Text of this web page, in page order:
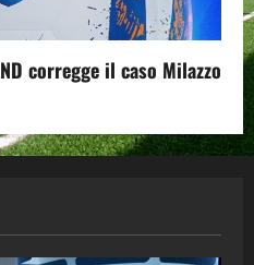
corregge il caso Milazzo